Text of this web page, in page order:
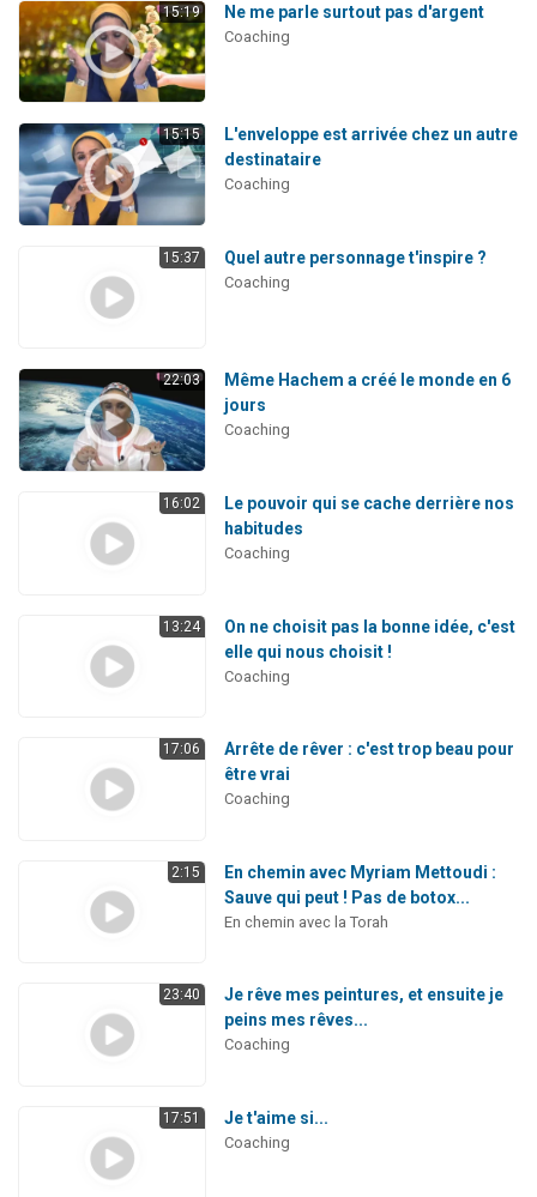
15:19 Ne me parle surtout pas d'argent
Coaching
15:15
L'enveloppe est arrivée chez un autre
destinataire
Coaching
15:37 Quel autre personnage t'inspire ?
Coaching
22:03
Même Hachem a créé le monde en 6
jours
Coaching
16:02
Le pouvoir qui se cache derrière nos
habitudes
Coaching
13:24
On ne choisit pas la bonne idée, c'est
elle qui nous choisit !
Coaching
17:06
Arrête de rêver : c'est trop beau pour
être vrai
Coaching
2:15
En chemin avec Myriam Mettoudi :
Sauve qui peut ! Pas de botox...
En chemin avec la Torah
23:40
Je rêve mes peintures, et ensuite je
peins mes rêves...
Coaching
17:51 Je t'aime si...
Coaching